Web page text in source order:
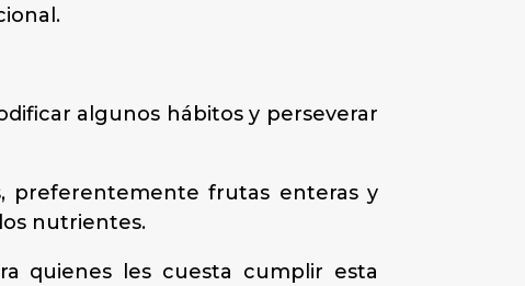
algunos hábitos y perseverar
preferentemente frutas enteras y
nutrientes.
quienes les cuesta cumplir esta